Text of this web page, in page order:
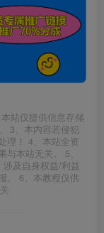
站仅提供信息存储
3、本内容若侵犯
理！ 4、本站全资
本站无关。 5、
及自身权益/利益
。 6、本教程仅供